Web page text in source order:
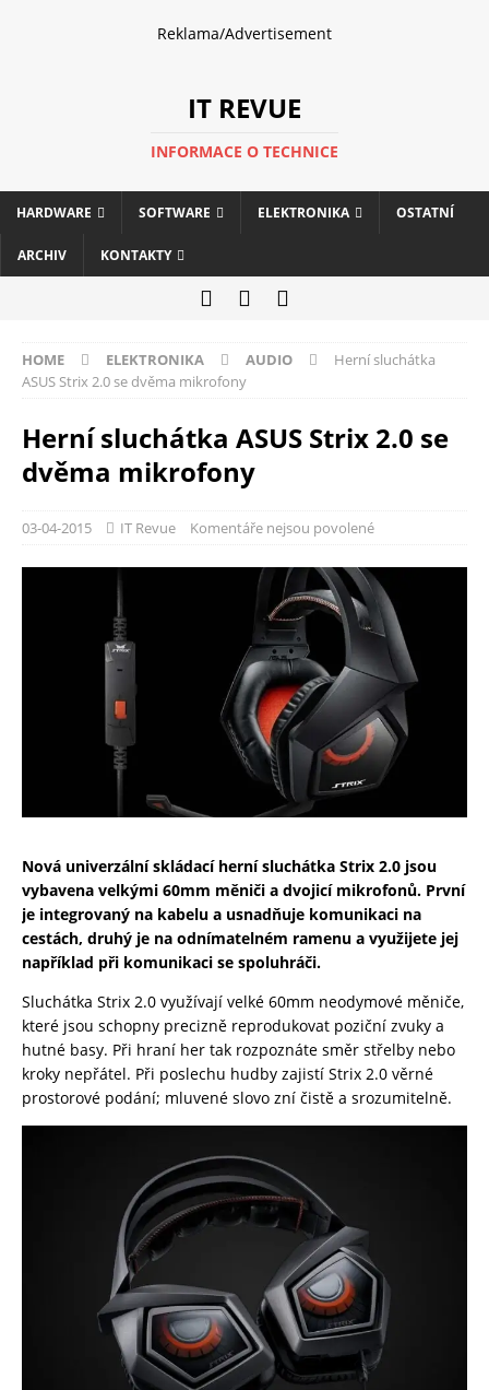
Reklama/Advertisement
IT REVUE
INFORMACE O TECHNICE
HARDWARE SOFTWARE ELEKTRONIKA OSTATNÍ
ARCHIV KONTAKTY
HOME ELEKTRONIKA AUDIO
Herní sluchátka
ASUS Strix 2.0 se dvěma mikrofony
Herní sluchátka ASUS Strix 2.0 se
dvěma mikrofony
03-04-2015 IT Revue Komentáře nejsou povolené
Nová univerzální skládací herní sluchátka Strix 2.0 jsou
vybavena velkými 60mm měniči a dvojicí mikrofonů. První
je integrovaný na kabelu a usnadňuje komunikaci na
cestách, druhý je na odnímatelném ramenu a využijete jej
například při komunikaci se spoluhráči.
Sluchátka Strix 2.0 využívají velké 60mm neodymové měniče,
které jsou schopny precizně reprodukovat poziční zvuky a
hutné basy. Při hraní her tak rozpoznáte směr střelby nebo
kroky nepřátel. Při poslechu hudby zajistí Strix 2.0 věrné
prostorové podání; mluvené slovo zní čistě a srozumitelně.